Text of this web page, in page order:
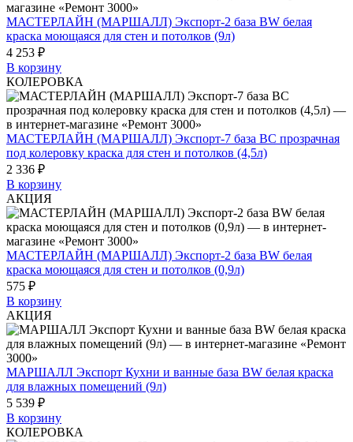
МАСТЕРЛАЙН (МАРШАЛЛ) Экспорт-2 база BW белая
краска моющаяся для стен и потолков (9л)
4 253 ₽
В корзину
КОЛЕРОВКА
МАСТЕРЛАЙН (МАРШАЛЛ) Экспорт-7 база BC прозрачная
под колеровку краска для стен и потолков (4,5л)
2 336 ₽
В корзину
АКЦИЯ
МАСТЕРЛАЙН (МАРШАЛЛ) Экспорт-2 база BW белая
краска моющаяся для стен и потолков (0,9л)
575 ₽
В корзину
АКЦИЯ
МАРШАЛЛ Экспорт Кухни и ванные база BW белая краска
для влажных помещений (9л)
5 539 ₽
В корзину
КОЛЕРОВКА